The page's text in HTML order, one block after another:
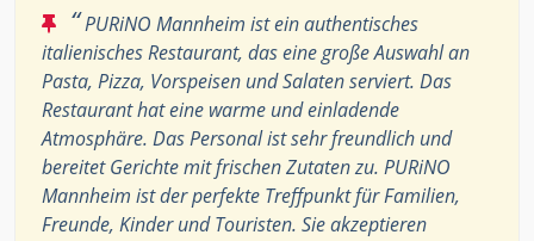
“PURiNO Mannheim ist ein authentisches
italienisches Restaurant, das eine große Auswahl an
Pasta, Pizza, Vorspeisen und Salaten serviert. Das
Restaurant hat eine warme und einladende
Atmosphäre. Das Personal ist sehr freundlich und
bereitet Gerichte mit frischen Zutaten zu. PURiNO
Mannheim ist der perfekte Treffpunkt für Familien,
Freunde, Kinder und Touristen. Sie akzeptieren